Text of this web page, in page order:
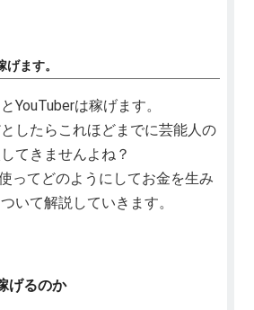
ます。
YouTuberは稼げます。
したらこれほどまでに芸能人の
てきませんよね？
ってどのようにしてお金を生み
いて解説していきます。
げるのか